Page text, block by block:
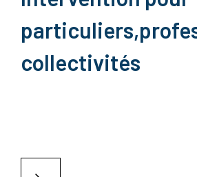
particuliers,
collectivités